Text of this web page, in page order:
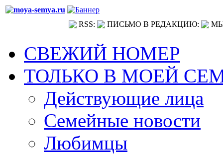
RSS: ПИСЬМО В РЕДАКЦИЮ:
СВЕЖИЙ НОМЕР
ТОЛЬКО В МОЕЙ
Действующие лица
Семейные новости
Любимцы